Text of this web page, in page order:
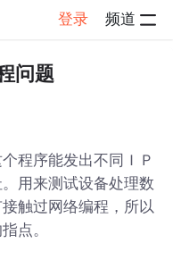
登录 频道
详情
问题
程序能发出不同ＩＰ
用来测试设备处理数
触过网络编程，所以
点。